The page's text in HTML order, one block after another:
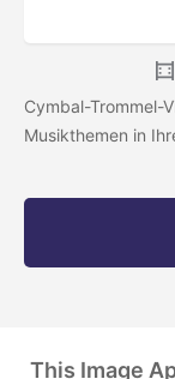
Cymbal-Trommel-
Musikthemen in
This Image